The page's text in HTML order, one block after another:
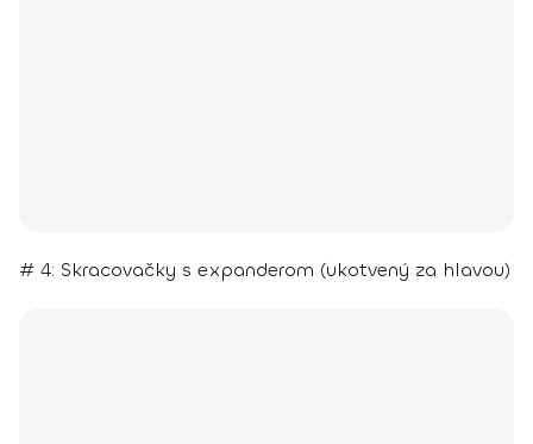
# 4: Skracovačky s expanderom (ukotvený za hlavou)